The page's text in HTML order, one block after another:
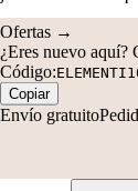
Ofertas →
¿Eres nuevo aquí?
Código:
Copiar
Envío gratuito